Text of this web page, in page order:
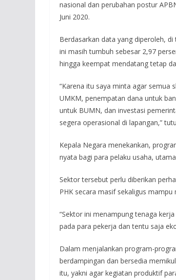
nasional dan perubahan postur
Juni 2020.
Berdasarkan data yang diperoleh,
ini masih tumbuh sebesar 2,97
hingga keempat mendatang tetap
“Karena itu saya minta agar semua
UMKM, penempatan dana untuk
untuk BUMN, dan investasi
segera operasional di lapangan,”
Kepala Negara menekankan,
nyata bagi para pelaku usaha,
Sektor tersebut perlu diberikan
PHK secara masif sekaligus
“Sektor ini menampung tenaga
pada para pekerja dan tentu saja
Dalam menjalankan program-
berdampingan dan bersedia
itu, yakni agar kegiatan produktif